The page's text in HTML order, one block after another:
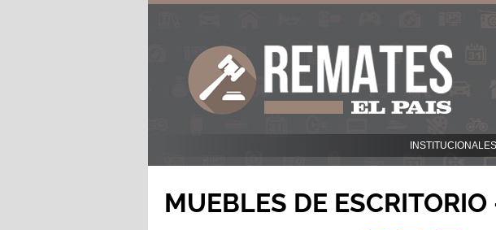
INSTITUCIONALES
MUEBLES DE ESCRITORIO